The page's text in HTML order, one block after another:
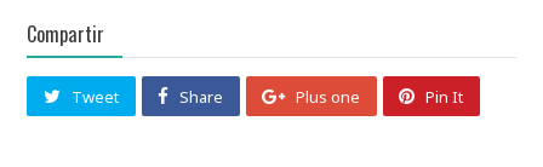
Compartir
Tweet Share Plus one Pin It